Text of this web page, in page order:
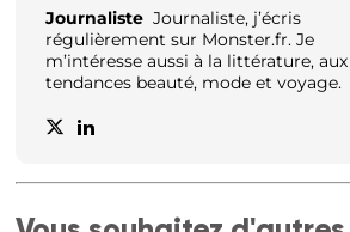
Journaliste Journaliste, j’écris
régulièrement sur Monster.fr. Je
m’intéresse aussi à la littérature, aux
tendances beauté, mode et voyage.